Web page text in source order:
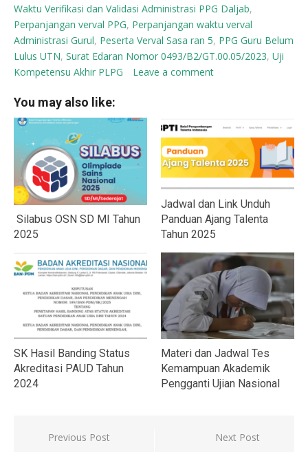
Waktu Verifikasi dan Validasi Administrasi PPG Daljab,
Perpanjangan verval PPG, Perpanjangan waktu verval
Administrasi Gurul, Peserta Verval Sasa ran 5, PPG Guru Belum
Lulus UTN, Surat Edaran Nomor 0493/B2/GT.00.05/2023, Uji
Kompetensu Akhir PLPG
Leave a comment
You may also like:
Silabus OSN SD MI Tahun
2025
Jadwal dan Link Unduh
Panduan Ajang Talenta
Tahun 2025
SK Hasil Banding Status
Akreditasi PAUD Tahun
2024
Materi dan Jadwal Tes
Kemampuan Akademik
Pengganti Ujian Nasional
Navigasi
Previous Post Next Post